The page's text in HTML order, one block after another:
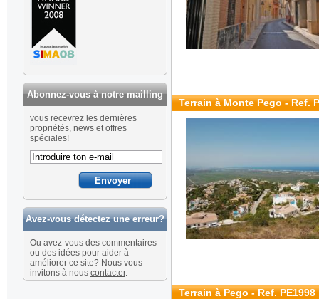
Abonnez-vous à notre mailling
vous recevrez les dernières
propriétés, news et offres
spéciales!
Avez-vous détectez une erreur?
Ou avez-vous des commentaires
ou des idées pour aider à
améliorer ce site? Nous vous
invitons à nous contacter.
Terrain à Monte Pego - Ref.
Terrain à Pego - Ref. PE1998